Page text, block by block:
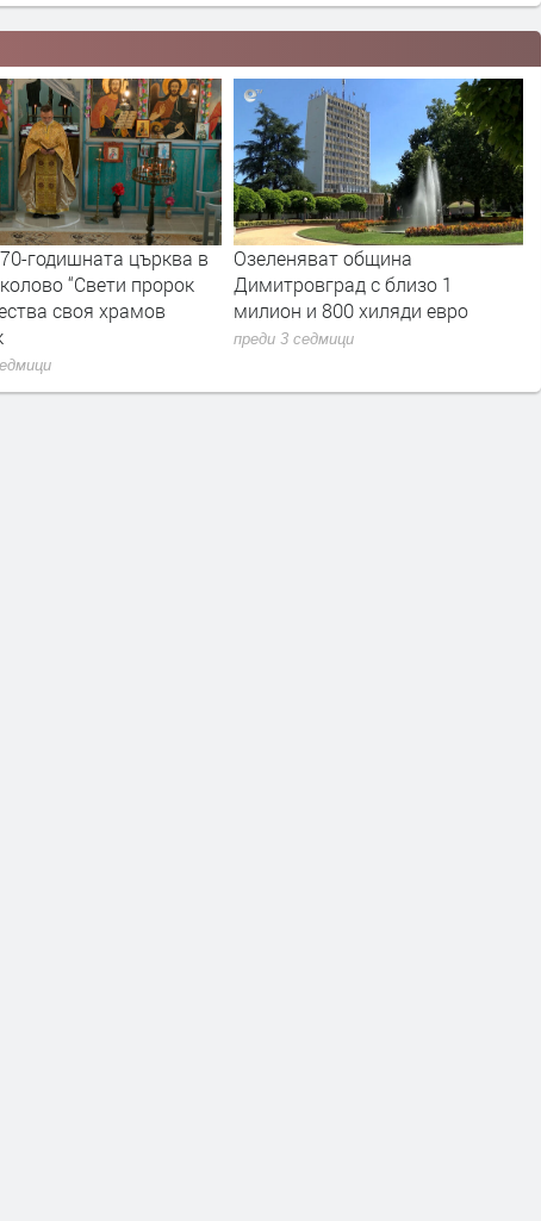
община
с близо 1
800 хиляди евро
С официална церемония
откриха още един саниран блок
в Димитровград
преди 3 седмици